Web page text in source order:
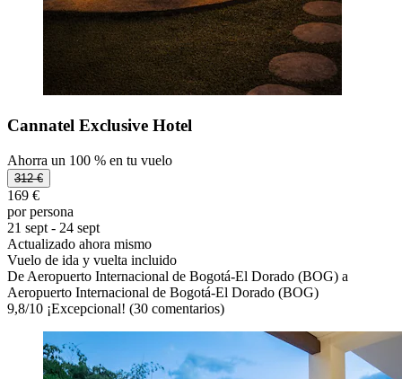
Cannatel Exclusive Hotel
Ahorra un 100 % en tu vuelo
312 €
169 €
por persona
21 sept - 24 sept
Actualizado ahora mismo
Vuelo de ida y vuelta incluido
De Aeropuerto Internacional de Bogotá-El Dorado (BOG) a
Aeropuerto Internacional de Bogotá-El Dorado (BOG)
9,8/10 ¡Excepcional! (30 comentarios)